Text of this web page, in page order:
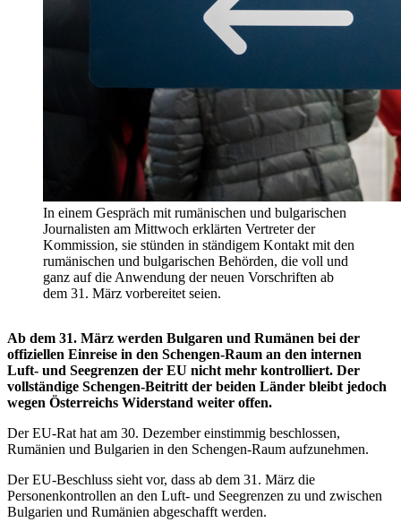
In einem Gespräch mit rumänischen und bulgarischen
Journalisten am Mittwoch erklärten Vertreter der
Kommission, sie stünden in ständigem Kontakt mit den
rumänischen und bulgarischen Behörden, die voll und
ganz auf die Anwendung der neuen Vorschriften ab
dem 31. März vorbereitet seien.
Ab dem 31. März werden Bulgaren und Rumänen bei der
offiziellen Einreise in den Schengen-Raum an den internen
Luft- und Seegrenzen der EU nicht mehr kontrolliert. Der
vollständige Schengen-Beitritt der beiden Länder bleibt jedoch
wegen Österreichs Widerstand weiter offen.
Der EU-Rat hat am 30. Dezember einstimmig beschlossen,
Rumänien und Bulgarien in den Schengen-Raum aufzunehmen.
Der EU-Beschluss sieht vor, dass ab dem 31. März die
Personenkontrollen an den Luft- und Seegrenzen zu und zwischen
Bulgarien und Rumänien abgeschafft werden.